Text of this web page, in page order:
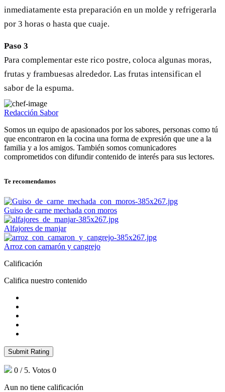
inmediatamente esta preparación en un molde y refrigerarla
por 3 horas o hasta que cuaje.
Paso 3
Para complementar este rico postre, coloca algunas moras,
frutas y frambuesas alrededor. Las frutas intensifican el
sabor de la espuma.
Redacción Sabor
Somos un equipo de apasionados por los sabores, personas como tú
que encontraron en la cocina una forma de expresión que une a la
familia y a los amigos. También somos comunicadores
comprometidos con difundir contenido de interés para sus lectores.
Te recomendamos
Guiso de carne mechada con moros
Alfajores de manjar
Arroz con camarón y cangrejo
Calificación
Califica nuestro contenido
Submit Rating
0 / 5. Votos 0
Aun no tiene calificación